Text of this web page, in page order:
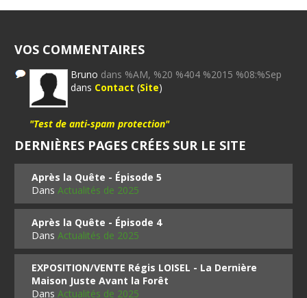
VOS COMMENTAIRES
Bruno dans %AM, %20 %404 %2015 %08:%Sep
dans Contact (Site)
"Test de anti-spam protection"
DERNIÈRES PAGES CRÉES SUR LE SITE
Après la Quête - Épisode 5
DansActualités de 2025
Après la Quête - Épisode 4
DansActualités de 2025
EXPOSITION/VENTE Régis LOISEL - La Dernière
Maison Juste Avant la Forêt
DansActualités de 2025